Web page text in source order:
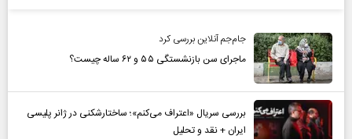
جام‌جم آنلاین بررسی کرد
ماجرای سن بازنشستگی ۵۵ و ۶۲ ساله چیست؟
بررسی سریال «اعتراف می‌کنم»؛ ساختارشکنی در ژانر پلیسی
ایران + نقد و تحلیل